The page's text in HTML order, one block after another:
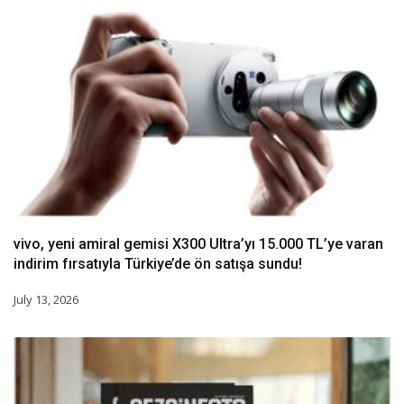
vivo, yeni amiral gemisi X300 Ultra’yı 15.000 TL’ye varan
indirim fırsatıyla Türkiye’de ön satışa sundu!
July 13, 2026